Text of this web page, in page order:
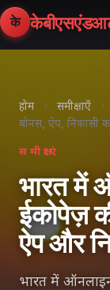
के
होम › समीक्षाएँ ›
बोनस, ऐप, निकासी
समीक्षाएं
भारत में
ईकोपेज़
ऐप और
भारत में